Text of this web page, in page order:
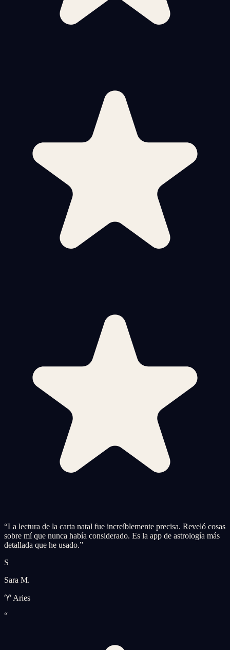
“La lectura de la carta natal fue increíblemente precisa. Reveló cosas
sobre mí que nunca había considerado. Es la app de astrología más
detallada que he usado.”
S
Sara M.
♈ Aries
“